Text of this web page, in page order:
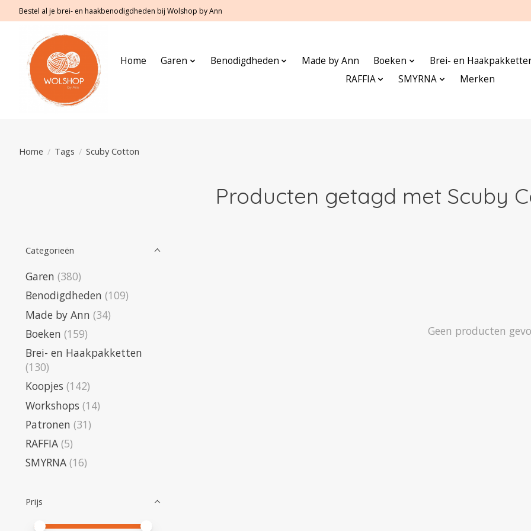
Bestel al je brei- en haakbenodigdheden bij Wolshop by Ann
Home Garen Benodigdheden Made by Ann Boeken Brei- en
RAFFIA
SMYRNA Merken
Home / Tags / Scuby Cotton
Producten getagd met Scuby
Categorieën
Garen (380)
Benodigdheden (109)
Made by Ann (34)
Boeken (159)
Brei- en Haakpakketten
(130)
Koopjes (142)
Workshops (14)
Patronen (31)
RAFFIA (5)
SMYRNA (16)
Prijs
Minimale prijswaarde
Price maximum value
Geen producten